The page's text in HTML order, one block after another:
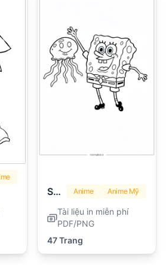
SpongeBob (Bọt Biển) Anime Anime Mỹ
Tài liệu in miễn phí
PDF/PNG
47 Trang